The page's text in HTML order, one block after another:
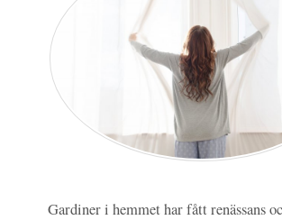
Gardiner i hemmet har fått renässans